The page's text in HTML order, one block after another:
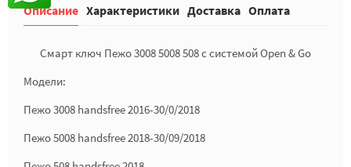
Описание Характеристики Доставка Оплата
Смарт ключ Пежо 3008 5008 508 с системой Open & Go
Модели:
Пежо 3008 handsfree 2016-30/0/2018
Пежо 5008 handsfree 2018-30/09/2018